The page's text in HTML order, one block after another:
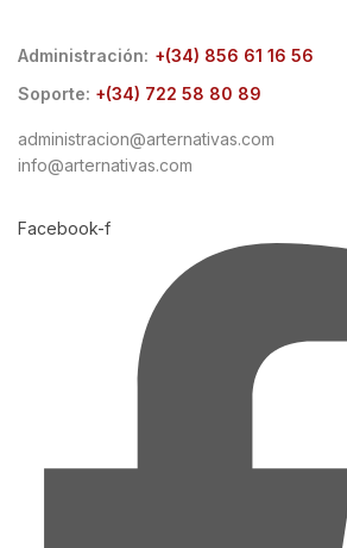
Administración: +(34) 856 61 16 56
Soporte: +(34) 722 58 80 89
administracion@arternativas.com
info@arternativas.com
Facebook-f